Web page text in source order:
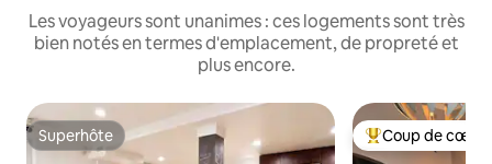
Les voyageurs sont unanimes : ces logements sont très
bien notés en termes d'emplacement, de propreté et
plus encore.
Superhôte
Superhôte Coups de cœur
Coup de cœur